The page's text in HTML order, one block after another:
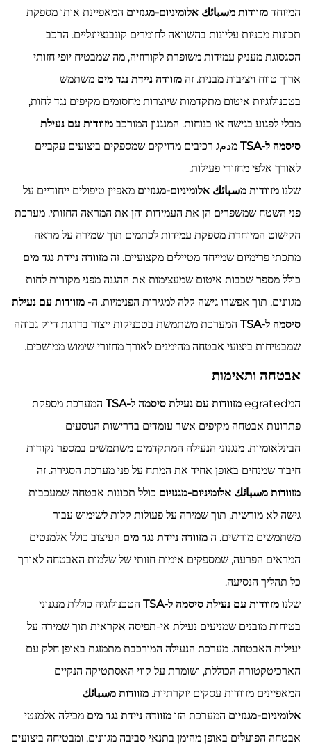
המיוחד מזוודות מسبائك אלומיניום-מגנזיום המאפיינת אותו מספקת
תכונות מכניות עליונות בהשוואה לחומרים קונבנציונליים. הרכב
הסגסוגת מעניק עמידות משופרת לקורוזיה, מה שמבטיח יופי חזותי
ארוך טווח ויציבות מבנית. זה מזוודה ניידת נגד מים משתמש
בטכנולוגיות איטום מתקדמות שיוצרות מחסומים מקיפים נגד לחות,
מבלי לפגוע בגישה או בנוחות. המנגנון המורכב מזוודות עם נעילת
סיסמה ל-TSA
מدمג רכיבים מדויקים שמספקים ביצועים עקביים
לאורך אלפי מחזורי פעילות.
שלנו מזוודות מسبائك אלומיניום-מגנזיום מאפיין טיפולים ייחודיים על
פני השטח שמשפרים הן את העמידות והן את המראה החזותי. מערכת
הקישוט המיוחדת מספקת עמידות לכתמים תוך שמירה על מראה
מתכתי פרימיום שמייחד מטיילים מקצועיים. זה מזוודה ניידת נגד מים
כולל מספר שכבות איטום שמעצימות את ההגנה מפני מקורות לחות
מגוונים, תוך אפשרו גישה קלה למגירות הפנימיות. ה- מזוודות עם נעילת
סיסמה ל-TSA
המערכת משתמשת בטכניקות ייצור בדרגת דיוק גבוהה
שמבטיחות ביצועי אבטחה מהימנים לאורך מחזורי שימוש ממושכים.
אבטחה ותאימות
המegrated מזוודות עם נעילת סיסמה ל-TSA
המערכת מספקת
פתרונות אבטחה מקיפים אשר עומדים בדרישות הנוסעים
הבינלאומיות. מנגנוני הנעילה המתקדמים משתמשים במספר נקודות
חיבור שמנחים באופן אחיד את המתח על פני מערכת הסגירה. זה
מזוודות מسبائك אלומיניום-מגנזיום כולל תכונות אבטחה שמעכבות
גישה לא מורשית, תוך שמירה על פעולות קלות לשימוש עבור
משתמשים מורשים. ה מזוודה ניידת נגד מים העיצוב כולל אלמנטים
המראים הפרעה, שמספקים אימות חזותי של שלמות האבטחה לאורך
כל תהליך הנסיעה.
שלנו מזוודות עם נעילת סיסמה ל-TSA
הטכנולוגיה כוללת מנגנוני
בטיחות מובנים שמניעים נעילת אי-תפיסה אקראית תוך שמירה על
יעילות האבטחה. מערכת הנעילה המורכבת מתמזגת באופן חלק עם
הארכיטקטורה הכוללת, ושומרת על קווי האסתטיקה הנקיים
המאפיינים מזוודות עסקים יוקרתיות. מזוודות מسبائك
אלומיניום-מגנזיום המערכת הזו מזוודה ניידת נגד מים מכילה אלמנטי
אבטחה הפועלים באופן מהימן בתנאי סביבה מגוונים, ומבטיחה ביצועים